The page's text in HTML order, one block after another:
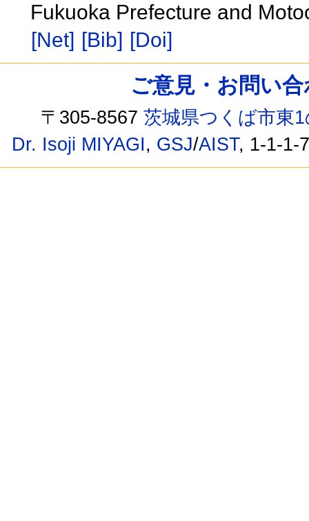
Fukuoka Prefecture and
[Net] [Bib] [Doi]
ご意見・お問い
〒305-8567茨城県つくば市東
Dr. Isoji MIYAGI, GSJ/AIST, 1-1-1-